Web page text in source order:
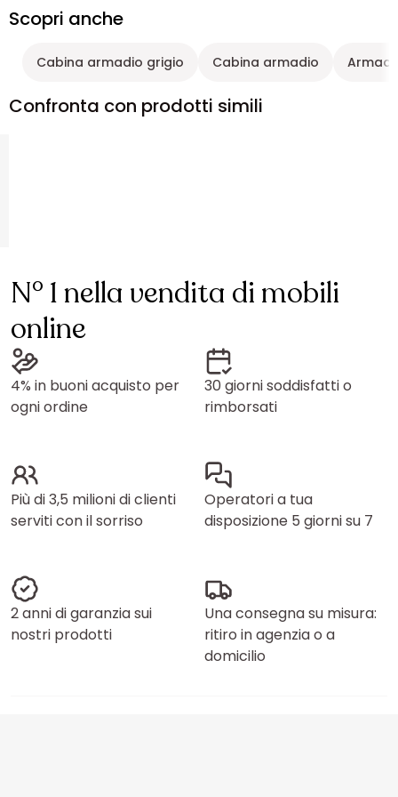
Scopri anche
Cabina armadio grigio Cabina armadio
Confronta con prodotti simili
N° 1 nella vendita di mobili
online
4% in buoni acquisto per
ogni ordine
30 giorni soddisfatti o
rimborsati
Più di 3,5 milioni di clienti
serviti con il sorriso
Operatori a tua
disposizione 5 giorni su 7
2 anni di garanzia sui
nostri prodotti
Una consegna su misura:
ritiro in agenzia o a
domicilio